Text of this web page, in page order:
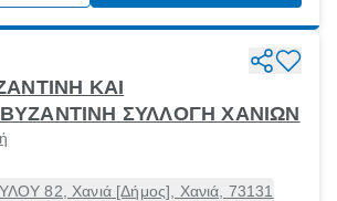
ΚΑΙ
ΣΥΛΛΟΓΗ ΧΑΝΙΩΝ
82, Χανιά [Δήμος], Χανιά, 73131